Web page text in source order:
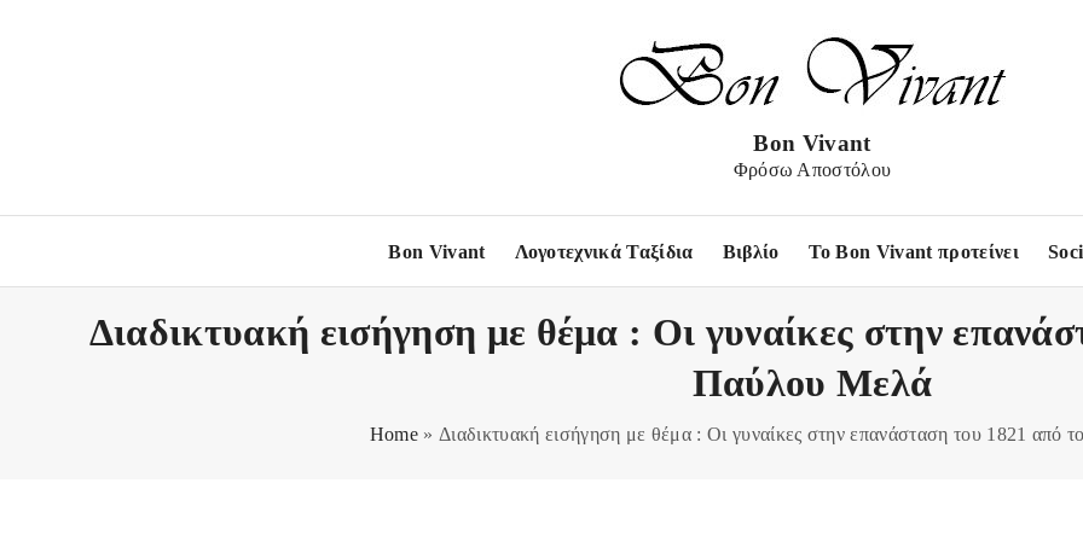
c
Bon Vivant
Φρόσω Αποστόλου
Bon Vivant Λογοτεχνικά Ταξίδια Βιβλίο Το Bon Vivant προτείνει
Διαδικτυακή εισήγηση με θέμα : Οι γυναίκες στην
Παύλου Μελά
Home » Διαδικτυακή εισήγηση με θέμα : Οι γυναίκες στην επανάσταση του 1821